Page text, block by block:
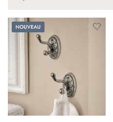
Nouveau